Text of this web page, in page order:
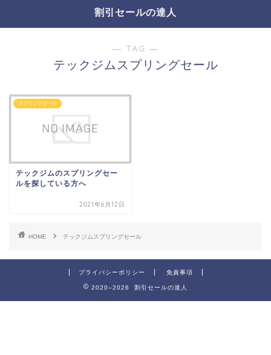
割引セールの達人
― TAG ―
テックジムスプリングセール
スプリングセール
テックジムのスプリングセー
ルを探している方へ
2021年6月12日
HOME テックジムスプリングセール
プライバシーポリシー 免責事項
2020–2026 割引セールの達人